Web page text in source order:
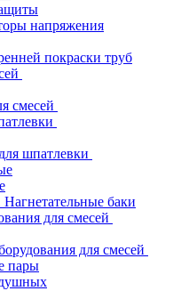
напряжения
покраски труб
смесей
шпатлевки
баки
для смесей
для смесей
пары